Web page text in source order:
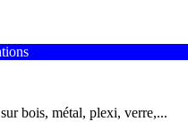
bois, métal, plexi, verre,...